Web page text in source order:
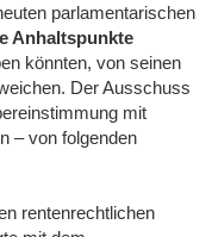
parlamentarischen
Anhaltspunkte
könnten, von seinen
Der Ausschuss
mit
– von folgenden
rentenrechtlichen